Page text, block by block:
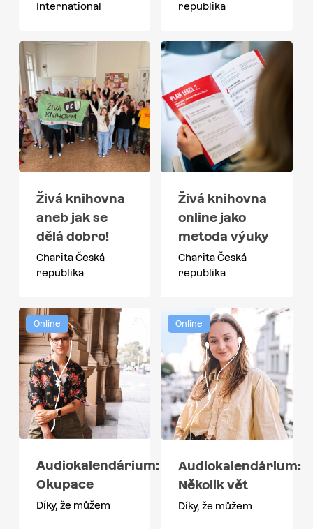
International republika
Živá knihovna
aneb jak se
dělá dobro!
Charita Česká
republika
Živá knihovna
online jako
metoda výuky
Charita Česká
republika
Online
Audiokalendárium:
Okupace
Díky, že můžem
Online
Audiokalendárium:
Několik vět
Díky, že můžem